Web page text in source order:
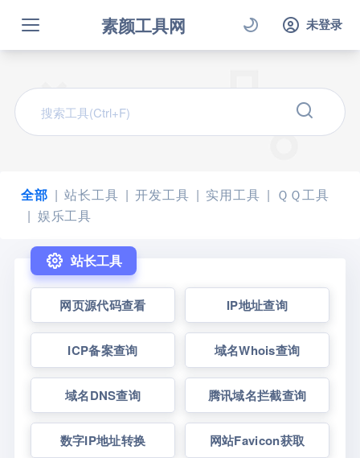
素颜工具网 未登录
全部 站长工具 开发工具 实用工具
ＱＱ工具
娱乐工具
站长工具
网页源代码查看 IP地址查询
ICP备案查询 域名Whois查询
域名DNS查询 腾讯域名拦截查询
数字IP地址转换 网站Favicon获取